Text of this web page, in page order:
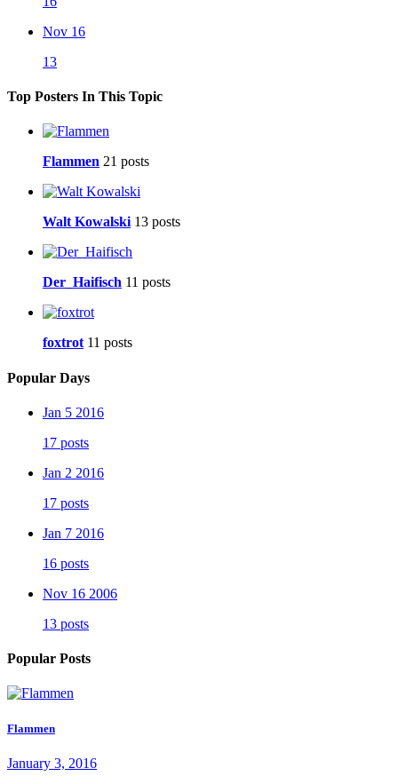
Nov 16
13
Top Posters In This Topic
Flammen 21 posts
Walt Kowalski 13 posts
Der_Haifisch 11 posts
foxtrot 11 posts
Popular Days
Jan 5 2016
17 posts
Jan 2 2016
17 posts
Jan 7 2016
16 posts
Nov 16 2006
13 posts
Popular Posts
Flammen
January 3, 2016